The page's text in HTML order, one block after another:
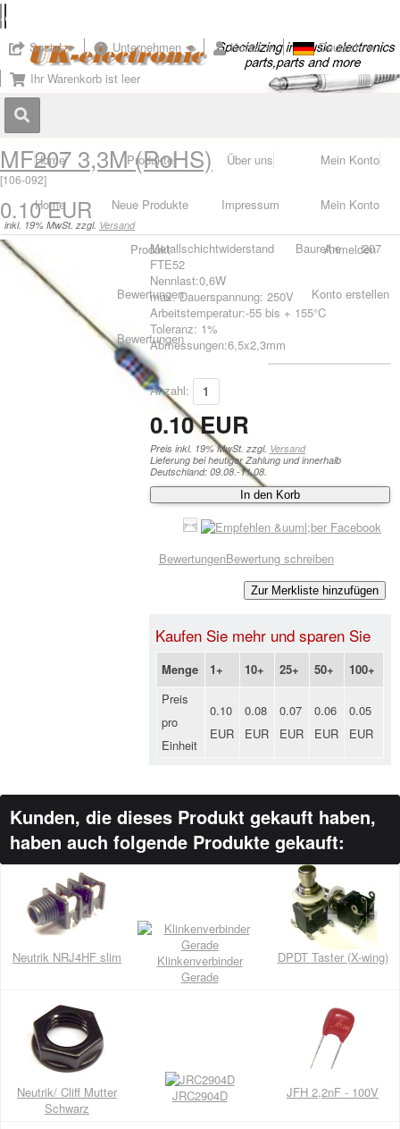
Social Unternehmen Konto
Deutsch
Ihr Warenkorb ist leer
Home
Home
Produkte
Neue Produkte
Produkt
Bewertungen
Bewertungen
Über uns
Impressum
Mein Konto
Mein Konto
Anmelden
Konto erstellen
MF207 3,3M (RoHS)
[106-092]
0.10 EUR
inkl. 19% MwSt. zzgl. Versand
Metallschichtwiderstand Baureihe 207
FTE52
Nennlast:0,6W
max. Dauerspannung: 250V
Arbeitstemperatur:-55 bis + 155°C
Toleranz: 1%
Abmessungen:6,5x2,3mm
Anzahl:
0.10 EUR
Preis inkl. 19% MwSt. zzgl. Versand
Lieferung bei heutiger Zahlung und innerhalb
Deutschland: 09.08.-11.08.
In den Korb
BewertungenBewertung schreiben
Zur Merkliste hinzufügen
Kaufen Sie mehr und sparen Sie
Menge 1+ 10+ 25+ 50+
100+
Preis
pro
Einheit
0.10
EUR
0.08
EUR
0.07
EUR
0.06
EUR
0.05
EUR
Kunden, die dieses Produkt gekauft haben,
haben auch folgende Produkte gekauft:
Neutrik NRJ4HF slim
Klinkenverbinder
Gerade
DPDT Taster (X-wing)
Neutrik/ Cliff Mutter
Schwarz
JRC2904D JFH 2,2nF - 100V